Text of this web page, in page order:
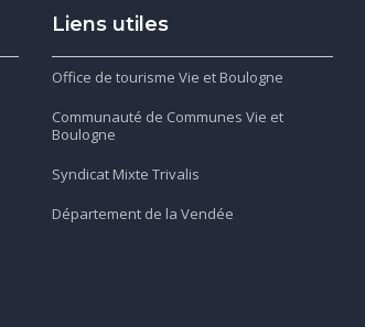
Liens utiles
Office de tourisme Vie et Boulogne
Communauté de Communes Vie et
Boulogne
Syndicat Mixte Trivalis
Département de la Vendée